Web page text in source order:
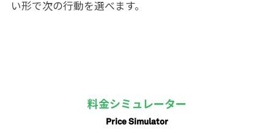
い形で次の行動を選べます。
料金シミュレーター
Price Simulator